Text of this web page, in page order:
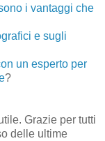
i vantaggi che
e sugli
un esperto per
?
Grazie per tutti
delle ultime